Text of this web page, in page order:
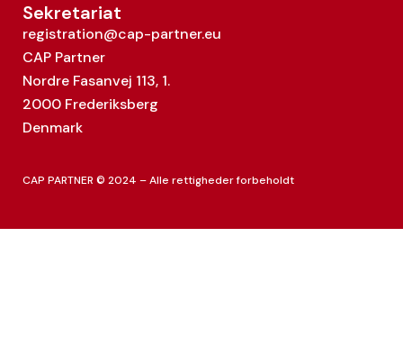
Sekretariat
registration@cap-partner.eu
CAP Partner
Nordre Fasanvej 113, 1.
2000 Frederiksberg
Denmark
CAP PARTNER © 2024 – Alle rettigheder forbeholdt